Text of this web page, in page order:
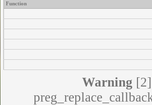
Function
Warning